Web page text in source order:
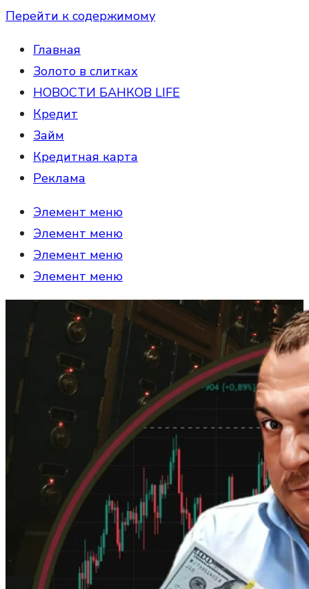
Перейти к содержимому
Главная
Золото в слитках
НОВОСТИ БАНКОВ LIFE
Кредит
Займ
Кредитная карта
Реклама
Элемент меню
Элемент меню
Элемент меню
Элемент меню